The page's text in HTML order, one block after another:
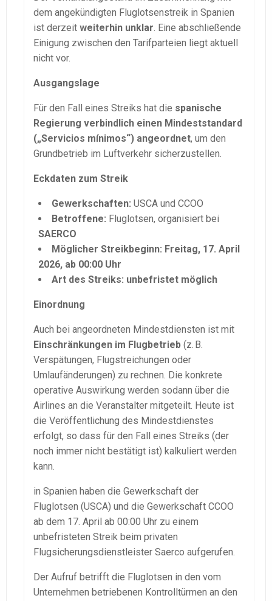
dem angekündigten Fluglotsenstreik in Spanien
ist derzeit weiterhin unklar. Eine abschließende
Einigung zwischen den Tarifparteien liegt aktuell
nicht vor.
Ausgangslage
Für den Fall eines Streiks hat die spanische
Regierung verbindlich einen Mindeststandard
(„Servicios mínimos“) angeordnet, um den
Grundbetrieb im Luftverkehr sicherzustellen.
Eckdaten zum Streik
Gewerkschaften: USCA und CCOO
Betroffene: Fluglotsen, organisiert bei
SAERCO
Möglicher Streikbeginn: Freitag, 17. April
2026, ab 00:00 Uhr
Art des Streiks: unbefristet möglich
Einordnung
Auch bei angeordneten Mindestdiensten ist mit
Einschränkungen im Flugbetrieb (z. B.
Verspätungen, Flugstreichungen oder
Umlaufänderungen) zu rechnen. Die konkrete
operative Auswirkung werden sodann über die
Airlines an die Veranstalter mitgeteilt. Heute ist
die Veröffentlichung des Mindestdienstes
erfolgt, so dass für den Fall eines Streiks (der
noch immer nicht bestätigt ist) kalkuliert werden
kann.
in Spanien haben die Gewerkschaft der
Fluglotsen (USCA) und die Gewerkschaft CCOO
ab dem 17. April ab 00:00 Uhr zu einem
unbefristeten Streik beim privaten
Flugsicherungsdienstleister Saerco aufgerufen.
Der Aufruf betrifft die Fluglotsen in den vom
Unternehmen betriebenen Kontrolltürmen an den